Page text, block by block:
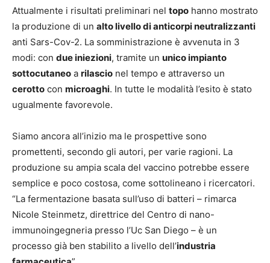
Attualmente i risultati preliminari nel topo hanno mostrato
la produzione di un alto livello di anticorpi neutralizzanti
anti Sars-Cov-2. La somministrazione è avvenuta in 3
modi: con due iniezioni, tramite un unico impianto
sottocutaneo a rilascio nel tempo e attraverso un
cerotto con microaghi. In tutte le modalità l’esito è stato
ugualmente favorevole.
Siamo ancora all’inizio ma le prospettive sono
promettenti, secondo gli autori, per varie ragioni. La
produzione su ampia scala del vaccino potrebbe essere
semplice e poco costosa, come sottolineano i ricercatori.
“La fermentazione basata sull’uso di batteri – rimarca
Nicole Steinmetz, direttrice del Centro di nano-
immunoingegneria presso l’Uc San Diego – è un
processo già ben stabilito a livello dell’industria